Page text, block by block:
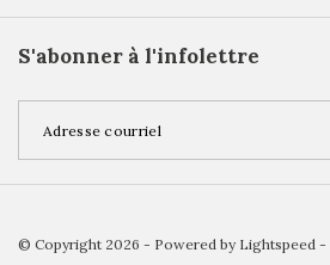
S'abonner à l'infolettre
© Copyright 2026 - Powered by Lightspeed -